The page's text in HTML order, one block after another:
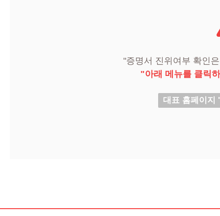
"증명서 진위여부 확인
"아래 메뉴를 클릭
대표 홈페이지